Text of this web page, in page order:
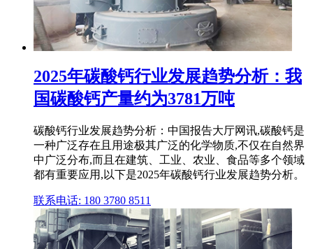
2025年碳酸钙行业发展趋势分析：我
国碳酸钙产量约为3781万吨
碳酸钙行业发展趋势分析：中国报告大厅网讯,碳酸钙是
一种广泛存在且用途极其广泛的化学物质,不仅在自然界
中广泛分布,而且在建筑、工业、农业、食品等多个领域
都有重要应用,以下是2025年碳酸钙行业发展趋势分析。
联系电话: 180 3780 8511